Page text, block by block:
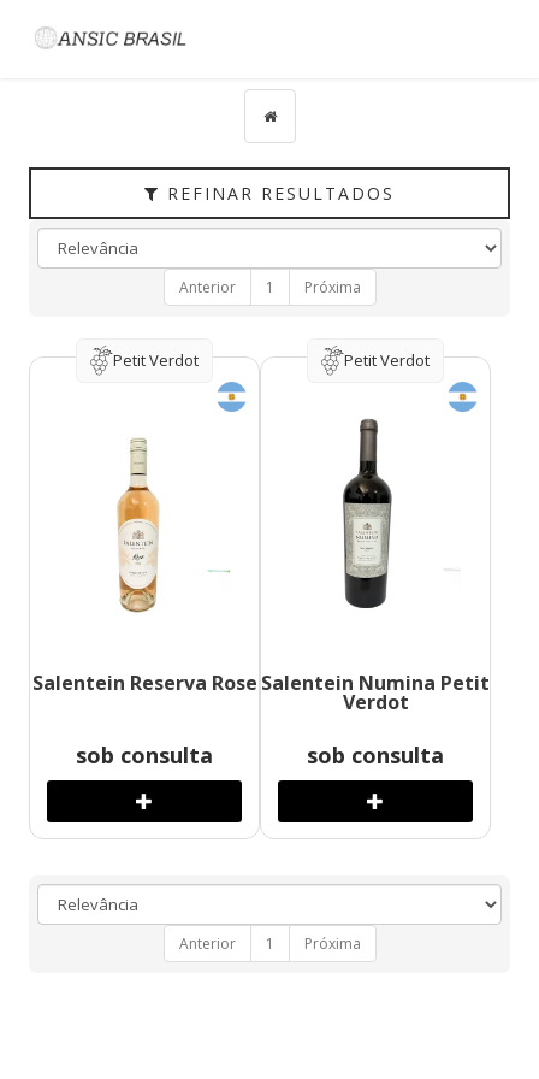
REFINAR RESULTADOS
UVAS
VINÍCOLA
Anterior 1 Próxima
Petit Verdot
Salentein Reserva Rose
sob consulta
Petit Verdot
Salentein Numina Petit
Verdot
sob consulta
Anterior 1 Próxima